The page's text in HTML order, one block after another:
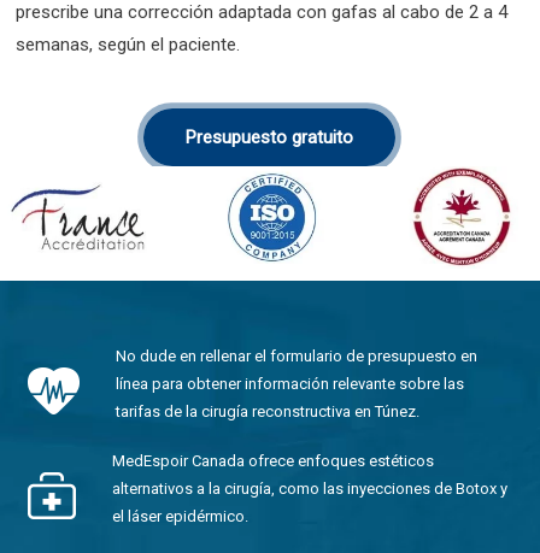
prescribe una corrección adaptada con gafas al cabo de 2 a 4
semanas, según el paciente.
Presupuesto gratuito
No dude en rellenar el formulario de presupuesto en
línea para obtener información relevante sobre las
tarifas de la cirugía reconstructiva en Túnez.
MedEspoir Canada ofrece enfoques estéticos
alternativos a la cirugía, como las inyecciones de Botox y
el láser epidérmico.